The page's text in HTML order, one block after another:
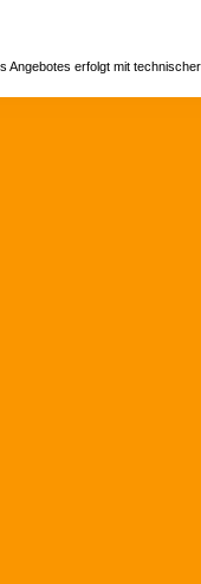
Angebotes erfolgt mit